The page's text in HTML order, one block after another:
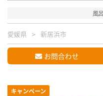
風
愛媛県 新居浜市
お問合わせ
キャンペーン